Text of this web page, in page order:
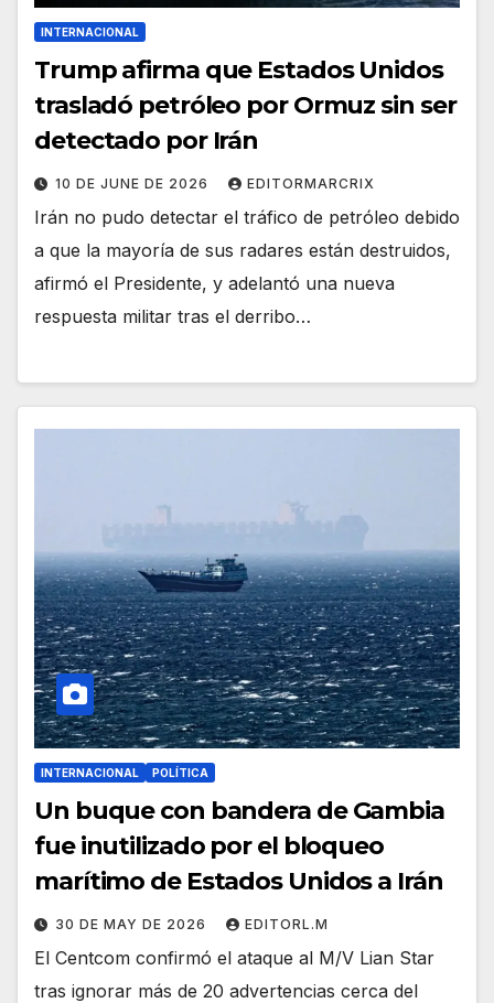
INTERNACIONAL
Trump afirma que Estados Unidos
trasladó petróleo por Ormuz sin ser
detectado por Irán
10 DE JUNE DE 2026 EDITORMARCRIX
Irán no pudo detectar el tráfico de petróleo debido
a que la mayoría de sus radares están destruidos,
afirmó el Presidente, y adelantó una nueva
respuesta militar tras el derribo…
INTERNACIONAL POLÍTICA
Un buque con bandera de Gambia
fue inutilizado por el bloqueo
marítimo de Estados Unidos a Irán
30 DE MAY DE 2026 EDITORL.M
El Centcom confirmó el ataque al M/V Lian Star
tras ignorar más de 20 advertencias cerca del